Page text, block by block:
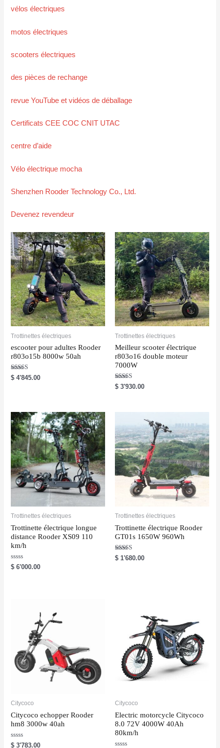
vélos électriques
motos électriques
scooters électriques
des pièces de rechange
revue YouTube et vidéos de déballage
Certificats CEE COC CNIT UTAC
centre d’aide
Vélo électrique mocha
Shenzhen Rooder Technology Co., Ltd.
Devenez revendeur
Trottinettes électriques
escooter pour adultes Rooder
r803o15b 8000w 50ah
Rated
5.00
$ 4'845.00
Trottinettes électriques
Meilleur scooter électrique
r803o16 double moteur
7000W
Rated
5.00
$ 3'930.00
Trottinettes électriques
Trottinette électrique longue
distance Rooder XS09 110
km/h
R
a
$ 6'000.00
Trottinettes électriques
Trottinette électrique Rooder
GT01s 1650W 960Wh
Rated
5.00
$ 1'680.00
Citycoco
Citycoco echopper Rooder
hm8 3000w 40ah
R
$ 3'783.00
Citycoco
Electric motorcycle Citycoco
8.0 72V 4000W 40Ah
80km/h